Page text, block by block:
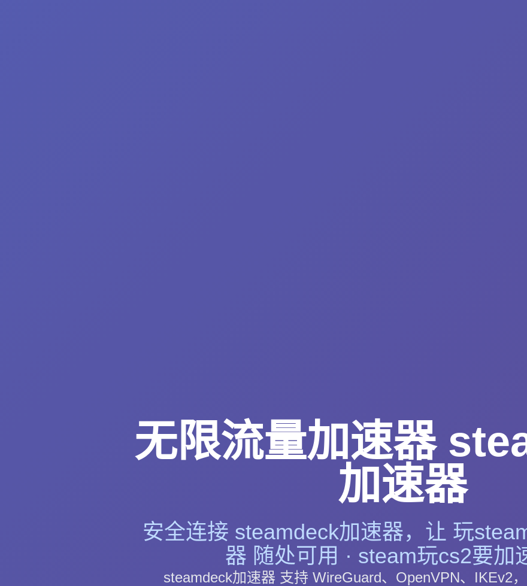
无限流量加速器
加速器
安全连接 steamdeck加速器，让 玩
器 随处可用 · steam玩cs2要加
steamdeck加速器 支持 WireGuard、OpenVPN、IKEv2，